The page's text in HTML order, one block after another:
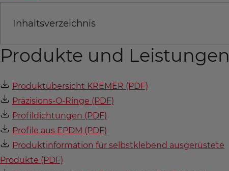
Inhaltsverzeichnis
Produkte und Leistungen
Produktübersicht KREMER (PDF)
Präzisions-O-Ringe (PDF)
Profildichtungen (PDF)
Profile aus EPDM (PDF)
Produktinformation für selbstklebend ausgerüstete
Produkte (PDF)